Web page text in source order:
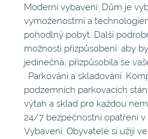
Moderní vybavení: Dům je
vymoženostmi a
pohodlný pobyt. Další
možnosti přizpůsobení: aby
jedinečná, přizpůsobila se
. Parkování a skladování:
podzemních parkovacích
výtah a sklad pro každou
24/7 bezpečnostní opatření
Vybavení: Obyvatelé si užijí